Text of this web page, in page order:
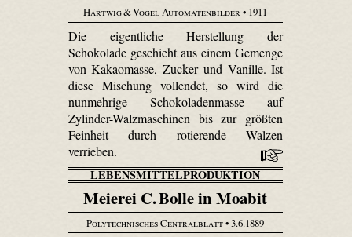
Hartwig & Vogel Automatenbilder• 1911
Die eigentliche Herstellung der
Schokolade geschieht aus einem Gemenge
von Kakaomasse, Zucker und Vanille. Ist
diese Mischung vollendet, so wird die
nunmehrige Schokoladenmasse auf
Zylinder-Walzmaschinen bis zur größten
Feinheit durch rotierende Walzen
verrieben.
LEBENSMITTELPRODUKTION
Meierei C. Bolle in Moabit
Polytechnisches Centralblatt• 3.6.1889